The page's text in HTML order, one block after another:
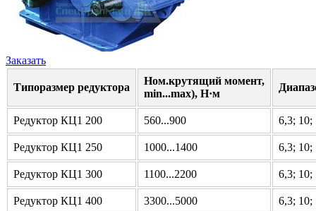
Заказать
Типоразмер редуктора
Ном.крутящий момент,
min...max), H·м
Редуктор КЦ1 200 560...900 6,3; 10;
Редуктор КЦ1 250 1000...1400 6,3; 10;
Редуктор КЦ1 300 1100...2200 6,3; 10;
Редуктор КЦ1 400 3300...5000 6,3; 10;